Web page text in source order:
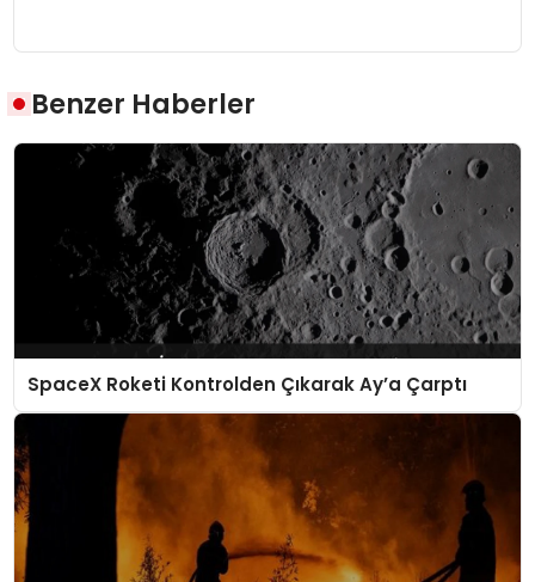
Benzer Haberler
SpaceX Roketi Kontrolden Çıkarak Ay’a Çarptı